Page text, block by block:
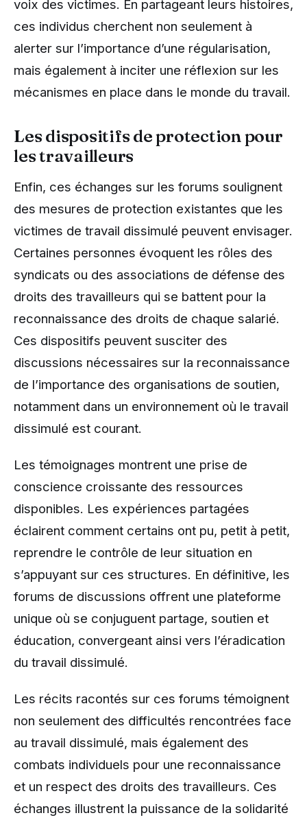
voix des victimes. En partageant leurs histoires,
ces individus cherchent non seulement à
alerter sur l’importance d’une régularisation,
mais également à inciter une réflexion sur les
mécanismes en place dans le monde du travail.
Les dispositifs de protection pour
les travailleurs
Enfin, ces échanges sur les forums soulignent
des mesures de protection existantes que les
victimes de travail dissimulé peuvent envisager.
Certaines personnes évoquent les rôles des
syndicats ou des associations de défense des
droits des travailleurs qui se battent pour la
reconnaissance des droits de chaque salarié.
Ces dispositifs peuvent susciter des
discussions nécessaires sur la reconnaissance
de l’importance des organisations de soutien,
notamment dans un environnement où le travail
dissimulé est courant.
Les témoignages montrent une prise de
conscience croissante des ressources
disponibles. Les expériences partagées
éclairent comment certains ont pu, petit à petit,
reprendre le contrôle de leur situation en
s’appuyant sur ces structures. En définitive, les
forums de discussions offrent une plateforme
unique où se conjuguent partage, soutien et
éducation, convergeant ainsi vers l’éradication
du travail dissimulé.
Les récits racontés sur ces forums témoignent
non seulement des difficultés rencontrées face
au travail dissimulé, mais également des
combats individuels pour une reconnaissance
et un respect des droits des travailleurs. Ces
échanges illustrent la puissance de la solidarité